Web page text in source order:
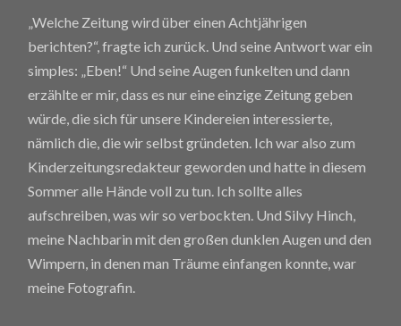
„Welche Zeitung wird über einen Achtjährigen
berichten?“, fragte ich zurück. Und seine Antwort war ein
simples: „Eben!“ Und seine Augen funkelten und dann
erzählte er mir, dass es nur eine einzige Zeitung geben
würde, die sich für unsere Kindereien interessierte,
nämlich die, die wir selbst gründeten. Ich war also zum
Kinderzeitungsredakteur geworden und hatte in diesem
Sommer alle Hände voll zu tun. Ich sollte alles
aufschreiben, was wir so verbockten. Und Silvy Hinch,
meine Nachbarin mit den großen dunklen Augen und den
Wimpern, in denen man Träume einfangen konnte, war
meine Fotografin.